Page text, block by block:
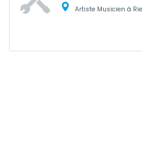
Artiste Musicien à